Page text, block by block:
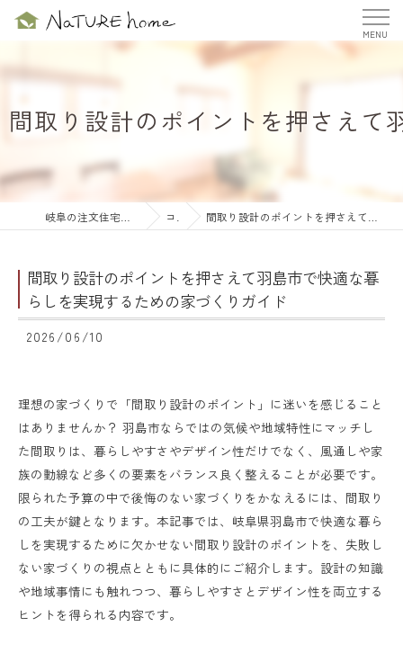
間取り設計のポイントを押さえて
コラム 間取り設計のポイントを押さえて羽島市で快適な暮らしを実現するための家づくりガイド
間取り設計のポイントを押さえて羽島市で快適な暮
らしを実現するための家づくりガイド
2026/06/10
理想の家づくりで「間取り設計のポイント」に迷いを感じること
はありませんか？ 羽島市ならではの気候や地域特性にマッチし
た間取りは、暮らしやすさやデザイン性だけでなく、風通しや家
族の動線など多くの要素をバランス良く整えることが必要です。
限られた予算の中で後悔のない家づくりをかなえるには、間取り
の工夫が鍵となります。本記事では、岐阜県羽島市で快適な暮ら
しを実現するために欠かせない間取り設計のポイントを、失敗し
ない家づくりの視点とともに具体的にご紹介します。設計の知識
や地域事情にも触れつつ、暮らしやすさとデザイン性を両立する
ヒントを得られる内容です。